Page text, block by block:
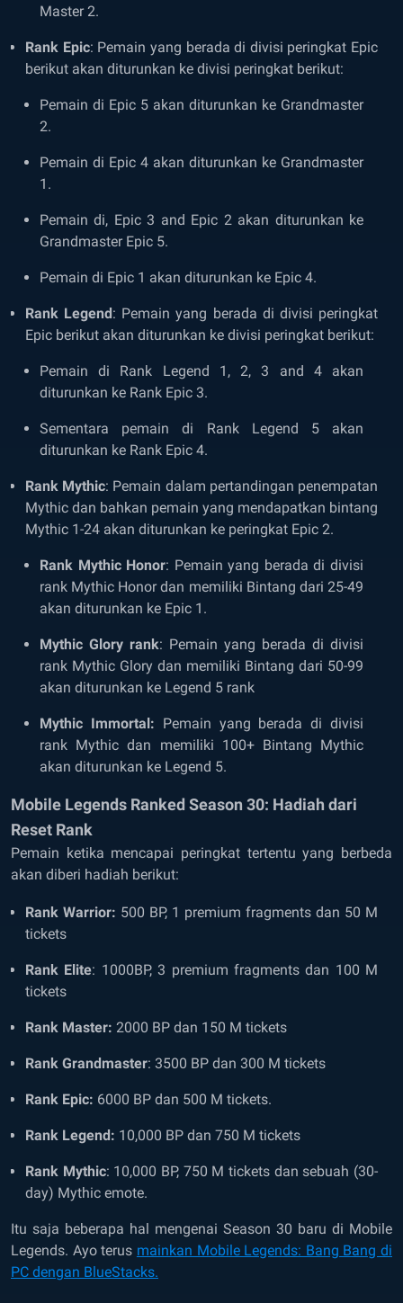
Master 2.
Rank Epic: Pemain yang berada di divisi peringkat Epic
berikut akan diturunkan ke divisi peringkat berikut:
Pemain di Epic 5 akan diturunkan ke Grandmaster
2.
Pemain di Epic 4 akan diturunkan ke Grandmaster
1.
Pemain di, Epic 3 and Epic 2 akan diturunkan ke
Grandmaster Epic 5.
Pemain di Epic 1 akan diturunkan ke Epic 4.
Rank Legend : Pemain yang berada di divisi peringkat
Epic berikut akan diturunkan ke divisi peringkat berikut:
Pemain di Rank Legend 1, 2, 3 and 4 akan
diturunkan ke Rank Epic 3.
Sementara pemain di Rank Legend 5 akan
diturunkan ke Rank Epic 4.
Rank Mythic: Pemain dalam pertandingan penempatan
Mythic dan bahkan pemain yang mendapatkan bintang
Mythic 1-24 akan diturunkan ke peringkat Epic 2.
Rank Mythic Honor: Pemain yang berada di divisi
rank Mythic Honor dan memiliki Bintang dari 25-49
akan diturunkan ke Epic 1.
Mythic Glory rank: Pemain yang berada di divisi
rank Mythic Glory dan memiliki Bintang dari 50-99
akan diturunkan ke Legend 5 rank
Mythic Immortal: Pemain yang berada di divisi
rank Mythic dan memiliki 100+ Bintang Mythic
akan diturunkan ke Legend 5.
Mobile Legends Ranked Season 30: Hadiah dari
Reset Rank
Pemain ketika mencapai peringkat tertentu yang berbeda
akan diberi hadiah berikut:
Rank Warrior: 500 BP, 1 premium fragments dan 50 M
tickets
Rank Elite: 1000BP, 3 premium fragments dan 100 M
tickets
Rank Master: 2000 BP dan 150 M tickets
Rank Grandmaster: 3500 BP dan 300 M tickets
Rank Epic: 6000 BP dan 500 M tickets.
Rank Legend: 10,000 BP dan 750 M tickets
Rank Mythic: 10,000 BP, 750 M tickets dan sebuah (30-
day) Mythic emote.
Itu saja beberapa hal mengenai Season 30 baru di Mobile
Legends. Ayo terus mainkan Mobile Legends: Bang Bang di
PC dengan BlueStacks.